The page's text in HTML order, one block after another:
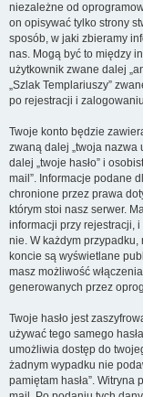
niezależne od
on opisywać tylko strony
sposób, w jaki zbieramy
nas. Mogą być to między
użytkownik zwane dalej
„Szlak Templariuszy”
po rejestracji i
Twoje konto będzie
zwaną dalej „twoja nazwa
dalej „twoje hasło” i
mail”. Informacje podane
chronione przez prawa
którym stoi nasz serwer.
informacji przy rejestracji,
nie. W każdym
koncie są wyświetlane
masz możliwość
generowanych przez
Twoje hasło jest
używać tego samego
umożliwia dostęp do
żadnym wypadku nie
pamiętam hasła”.